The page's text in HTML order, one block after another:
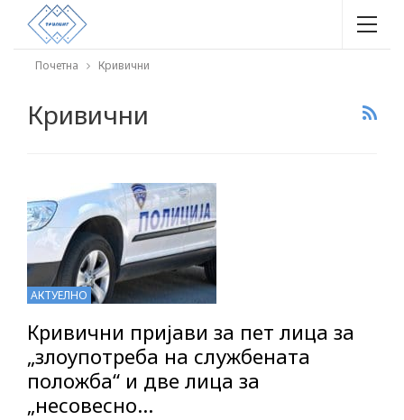
Почетна Кривични
Кривични
АКТУЕЛНО
Кривични пријави за пет лица за
„злоупотреба на службената
положба“ и две лица за
„несовесно…